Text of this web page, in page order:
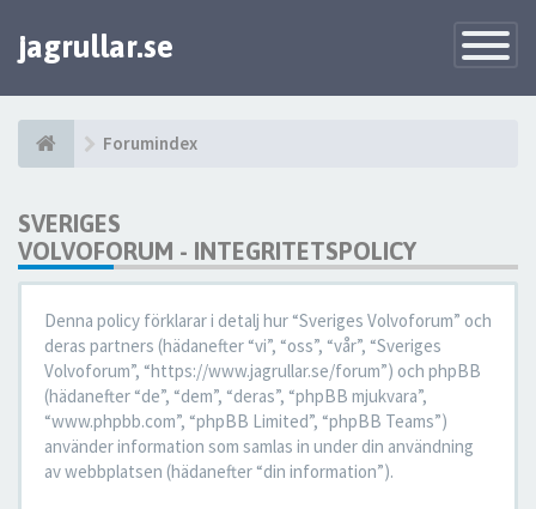
Toggle
jagrullar.se
Forumindex
SVERIGES
VOLVOFORUM - INTEGRITETSPOLICY
Denna policy förklarar i detalj hur “Sveriges Volvoforum” och
deras partners (hädanefter “vi”, “oss”, “vår”, “Sveriges
Volvoforum”, “https://www.jagrullar.se/forum”) och phpBB
(hädanefter “de”, “dem”, “deras”, “phpBB mjukvara”,
“www.phpbb.com”, “phpBB Limited”, “phpBB Teams”)
använder information som samlas in under din användning
av webbplatsen (hädanefter “din information”).